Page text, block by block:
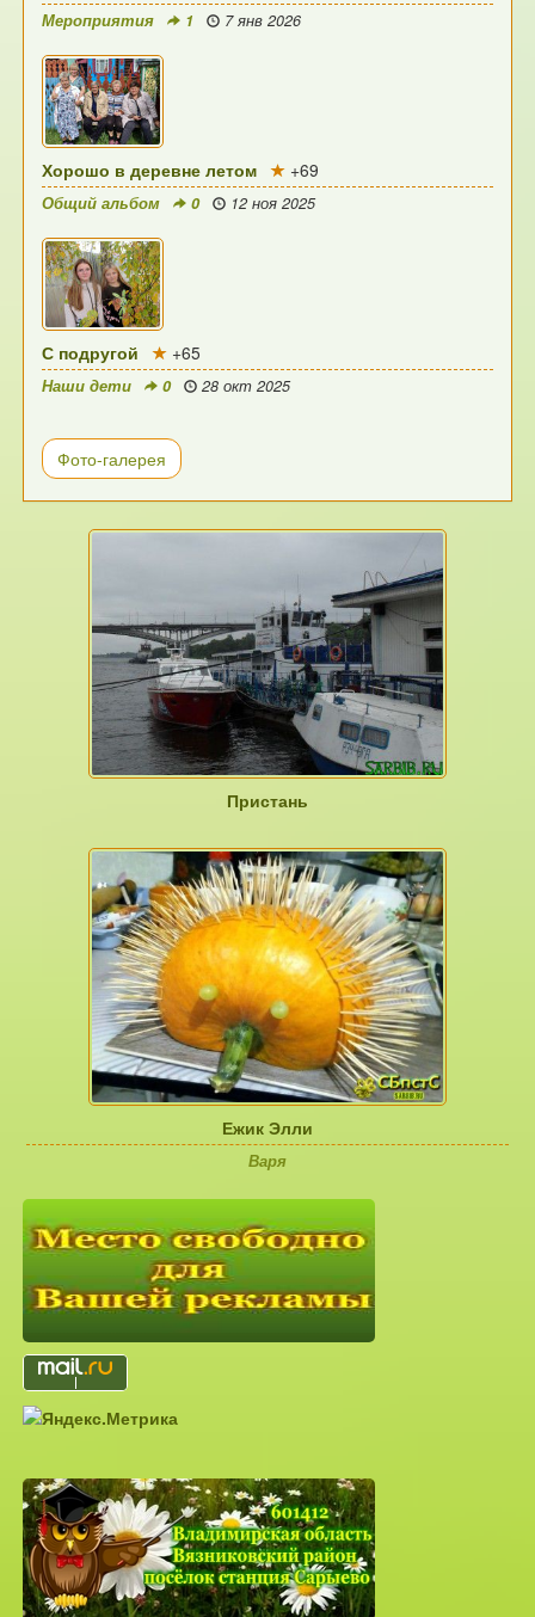
Мероприятия 1 7 янв 2026
Хорошо в деревне летом +69
Общий альбом 0 12 ноя 2025
С подругой +65
Наши дети 0 28 окт 2025
Фото-галерея
Пристань
Ежик Элли
Варя